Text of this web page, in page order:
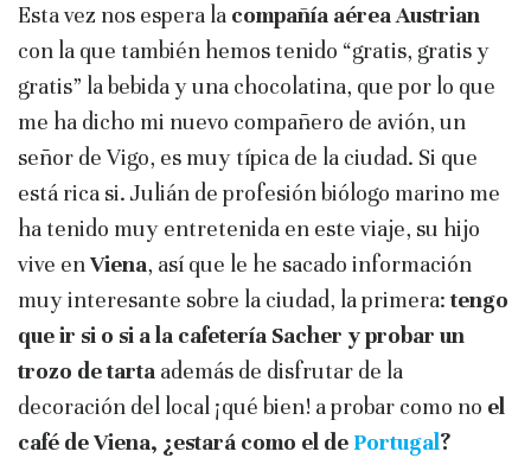
Esta vez nos espera la compañía aérea Austrian
con la que también hemos tenido “gratis, gratis y
gratis” la bebida y una chocolatina, que por lo que
me ha dicho mi nuevo compañero de avión, un
señor de Vigo, es muy típica de la ciudad. Si que
está rica si. Julián de profesión biólogo marino me
ha tenido muy entretenida en este viaje, su hijo
vive enViena, así que le he sacado información
muy interesante sobre la ciudad, la primera:tengo
que ir si o si a la cafetería Sacher y probar un
trozo de tarta además de disfrutar de la
decoración del local ¡qué bien! a probar como no el
café de Viena, ¿estará como el de Portugal?